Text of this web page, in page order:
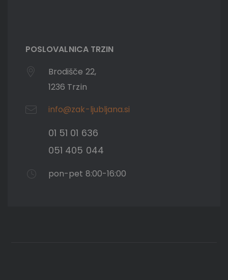
POSLOVALNICA TRZIN
Brodišče 22,
1236 Trzin
info@zak-ljubljana.si
01 51 01 636
051 405 044
pon-pet 8:00-16:00